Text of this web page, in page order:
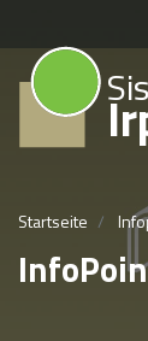
Startseite